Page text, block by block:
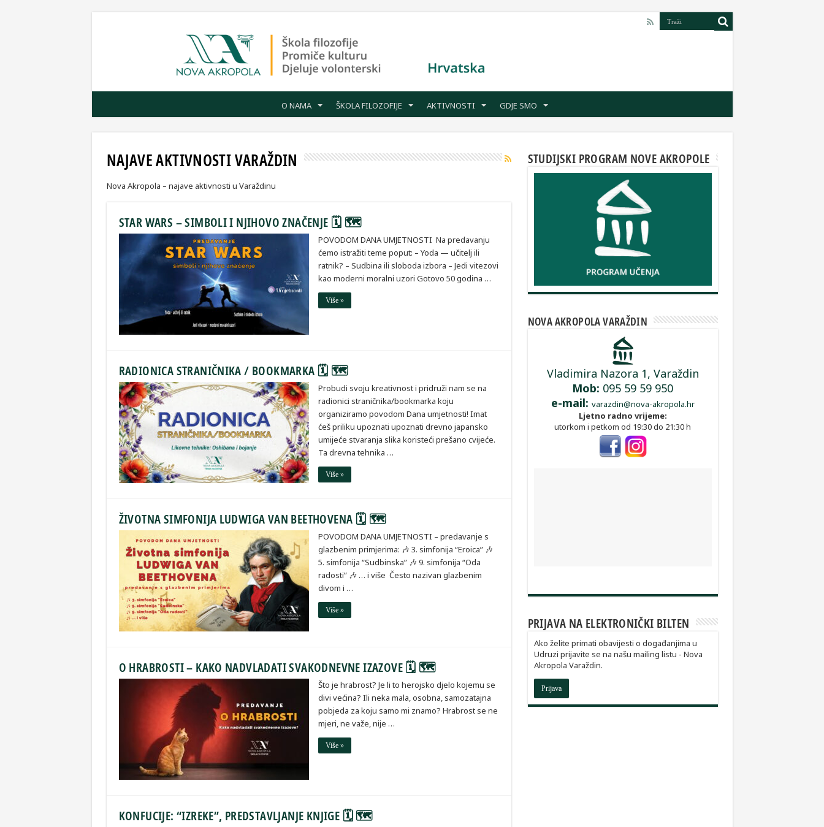
O NAMA ŠKOLA FILOZOFIJE AKTIVNOSTI GDJE SMO
NAJAVE AKTIVNOSTI VARAŽDIN
Nova Akropola – najave aktivnosti u Varaždinu
STAR WARS – SIMBOLI I NJIHOVO ZNAČENJE 🗓 🗺
POVODOM DANA UMJETNOSTI Na predavanju
ćemo istražiti teme poput: – Yoda — učitelj ili
ratnik? – Sudbina ili sloboda izbora – Jedi vitezovi
kao moderni moralni uzori Gotovo 50 godina …
Više »
RADIONICA STRANIČNIKA / BOOKMARKA 🗓 🗺
Probudi svoju kreativnost i pridruži nam se na
radionici straničnika/bookmarka koju
organiziramo povodom Dana umjetnosti! Imat
ćeš priliku upoznati upoznati drevno japansko
umijeće stvaranja slika koristeći prešano cvijeće.
Ta drevna tehnika …
Više »
ŽIVOTNA SIMFONIJA LUDWIGA VAN BEETHOVENA 🗓 🗺
POVODOM DANA UMJETNOSTI – predavanje s
glazbenim primjerima: 🎶 3. simfonija “Eroica” 🎶
5. simfonija “Sudbinska” 🎶 9. simfonija “Oda
radosti” 🎶 … i više Često nazivan glazbenim
divom i …
Više »
O HRABROSTI – KAKO NADVLADATI SVAKODNEVNE IZAZOVE 🗓 🗺
Što je hrabrost? Je li to herojsko djelo kojemu se
divi većina? Ili neka mala, osobna, samozatajna
pobjeda za koju samo mi znamo? Hrabrost se ne
mjeri, ne važe, nije …
Više »
KONFUCIJE: “IZREKE”, PREDSTAVLJANJE KNJIGE 🗓 🗺
STUDIJSKI PROGRAM NOVE AKROPOLE
NOVA AKROPOLA VARAŽDIN
Vladimira Nazora 1, Varaždin
Mob: 095 59 59 950
e-mail: varazdin@nova-akropola.hr
Ljetno radno vrijeme:
utorkom i petkom od 19:30 do 21:30 h
PRIJAVA NA ELEKTRONIČKI BILTEN
Ako želite primati obavijesti o događanjima u
Udruzi prijavite se na našu mailing listu - Nova
Akropola Varaždin.
Prijava